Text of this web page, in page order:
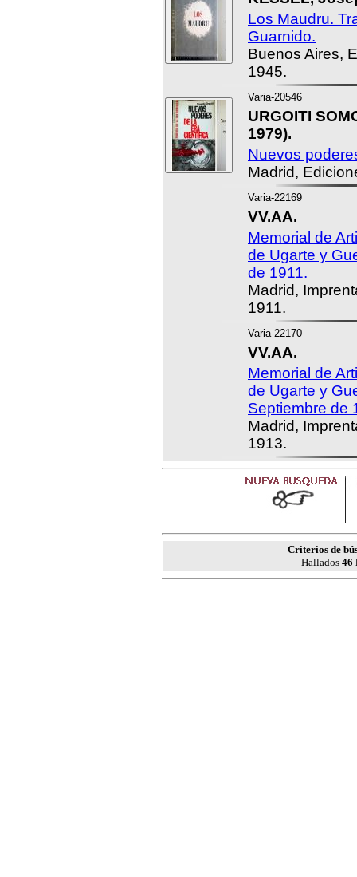
Los Maudru.
Guarnido.
Buenos Aires,
1945.
Varia-20546
URGOITI
1979).
Nuevos
Madrid,
Varia-22169
VV.AA.
Memorial de
de Ugarte y
de 1911.
Madrid,
1911.
Varia-22170
VV.AA.
Memorial de
de Ugarte y
Septiembre de
Madrid,
1913.
Criterios de
Hallados 46